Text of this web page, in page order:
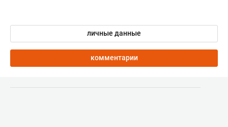
личные данные
комментарии